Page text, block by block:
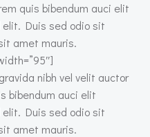
quis bibendum auci elit
Duis sed odio sit
amet mauris.
nibh vel velit auctor
bibendum auci elit
Duis sed odio sit
amet mauris.